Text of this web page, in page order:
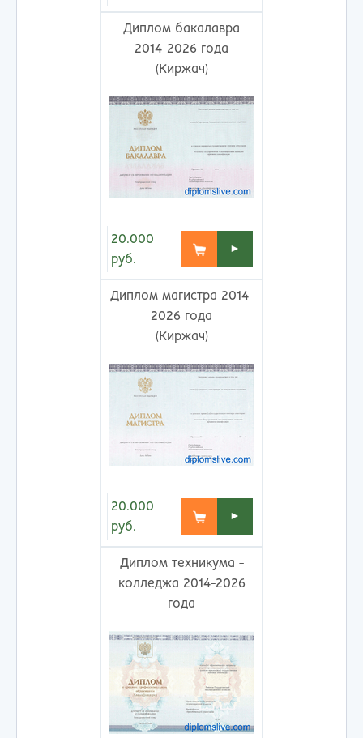
Диплом бакалавра
2014-2026 года
(Киржач)
20.000
руб.
►
Диплом магистра 2014-
2026 года
(Киржач)
20.000
руб.
►
Диплом техникума -
колледжа 2014-2026
года